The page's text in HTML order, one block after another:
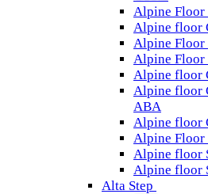
Alpine Floor
Alpine floor
Alpine Floor
Alpine Floor
Alpine floor
Alpine floor
ABA
Alpine floor
Alpine Floor
Alpine floor
Alpine floor
Alta Step